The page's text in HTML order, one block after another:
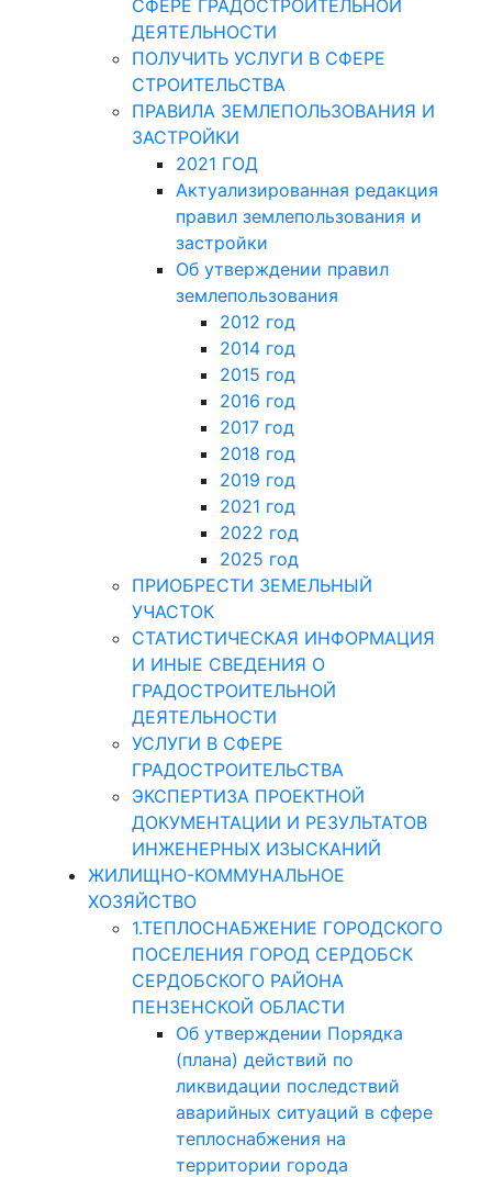
СФЕРЕ ГРАДОСТРОИТЕЛЬНОЙ
ДЕЯТЕЛЬНОСТИ
ПОЛУЧИТЬ УСЛУГИ В СФЕРЕ
СТРОИТЕЛЬСТВА
ПРАВИЛА ЗЕМЛЕПОЛЬЗОВАНИЯ И
ЗАСТРОЙКИ
2021 ГОД
Актуализированная редакция
правил землепользования и
застройки
Об утверждении правил
землепользования
2012 год
2014 год
2015 год
2016 год
2017 год
2018 год
2019 год
2021 год
2022 год
2025 год
ПРИОБРЕСТИ ЗЕМЕЛЬНЫЙ
УЧАСТОК
СТАТИСТИЧЕСКАЯ ИНФОРМАЦИЯ
И ИНЫЕ СВЕДЕНИЯ О
ГРАДОСТРОИТЕЛЬНОЙ
ДЕЯТЕЛЬНОСТИ
УСЛУГИ В СФЕРЕ
ГРАДОСТРОИТЕЛЬСТВА
ЭКСПЕРТИЗА ПРОЕКТНОЙ
ДОКУМЕНТАЦИИ И РЕЗУЛЬТАТОВ
ИНЖЕНЕРНЫХ ИЗЫСКАНИЙ
ЖИЛИЩНО-КОММУНАЛЬНОЕ
ХОЗЯЙСТВО
1.ТЕПЛОСНАБЖЕНИЕ ГОРОДСКОГО
ПОСЕЛЕНИЯ ГОРОД СЕРДОБСК
СЕРДОБСКОГО РАЙОНА
ПЕНЗЕНСКОЙ ОБЛАСТИ
Об утверждении Порядка
(плана) действий по
ликвидации последствий
аварийных ситуаций в сфере
теплоснабжения на
территории города